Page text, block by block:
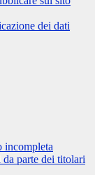
dei dati
incompleta
parte dei titolari